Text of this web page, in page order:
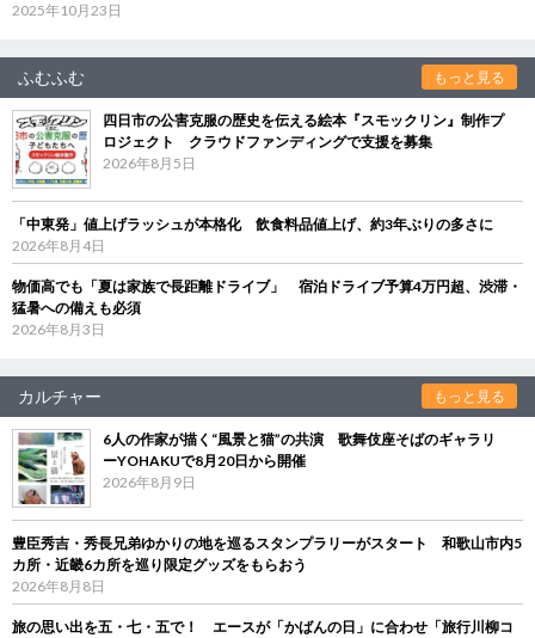
2025年10月23日
ふむふむ もっと見る
四日市の公害克服の歴史を伝える絵本『スモックリン』制作プ
ロジェクト クラウドファンディングで支援を募集
2026年8月5日
「中東発」値上げラッシュが本格化 飲食料品値上げ、約3年ぶりの多さに
2026年8月4日
物価高でも「夏は家族で長距離ドライブ」 宿泊ドライブ予算4万円超、渋滞・
猛暑への備えも必須
2026年8月3日
カルチャー もっと見る
6人の作家が描く“風景と猫”の共演 歌舞伎座そばのギャラリ
ーYOHAKUで8月20日から開催
2026年8月9日
豊臣秀吉・秀長兄弟ゆかりの地を巡るスタンプラリーがスタート 和歌山市内5
カ所・近畿6カ所を巡り限定グッズをもらおう
2026年8月8日
旅の思い出を五・七・五で！ エースが「かばんの日」に合わせ「旅行川柳コ